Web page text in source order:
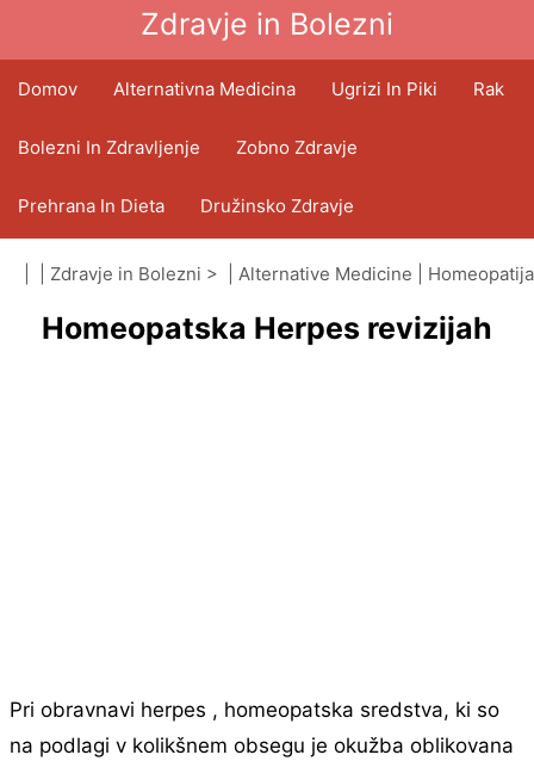
Zdravje in Bolezni
Domov Alternativna Medicina Ugrizi In Piki Rak
Bolezni In Zdravljenje Zobno Zdravje
Prehrana In Dieta Družinsko Zdravje
Zdravstveni Sektor Duševno Zdravje
Javno Zdravje In Varnost Operacije In Posegi
Zdravje in Bolezni > | Alternative Medicine Homeopatija
Homeopatska Herpes revizijah
Pri obravnavi herpes , homeopatska sredstva, ki so
na podlagi v kolikšnem obsegu je okužba oblikovana